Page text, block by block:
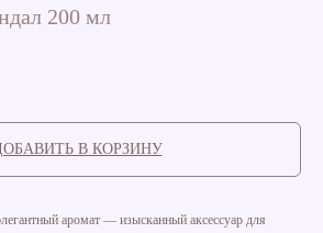
200 мл
В КОРЗИНУ
аромат — изысканный аксессуар для